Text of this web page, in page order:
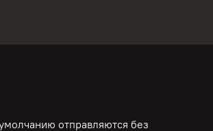
отправляются без